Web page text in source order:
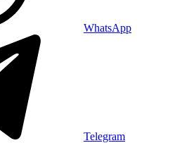
WhatsApp
Telegram